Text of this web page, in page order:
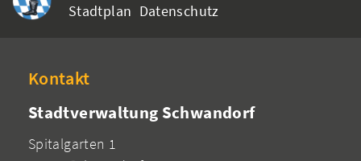
Stadtplan Datenschutz
Kontakt
Stadtverwaltung Schwandorf
Spitalgarten 1